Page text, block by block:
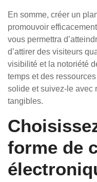
En somme, créer un
promouvoir
vous permettra
d’attirer des visiteurs
visibilité et la notoriété
temps et des
solide et suivez-le avec
tangibles.
forme de